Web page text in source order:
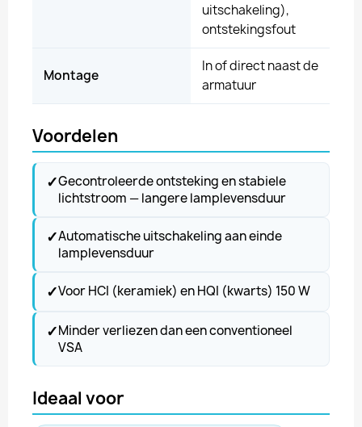
uitschakeling),
ontstekingsfout
Montage
In of direct naast de
armatuur
Voordelen
✓Gecontroleerde ontsteking en stabiele
lichtstroom — langere lamplevensduur
✓Automatische uitschakeling aan einde
lamplevensduur
✓Voor HCI (keramiek) en HQI (kwarts) 150 W
✓Minder verliezen dan een conventioneel
VSA
Ideaal voor